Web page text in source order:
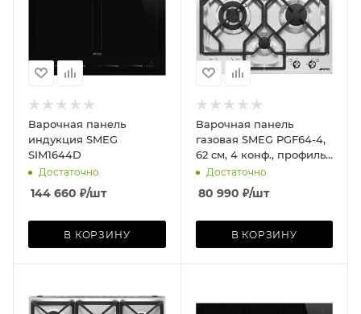
Варочная панель
индукция SMEG
SIM1644D
Достаточно
144 660 ₽/шт
В КОРЗИНУ
Варочная панель
газовая SMEG PGF64-4,
62 см, 4 конф., профиль
ультранизкий, нерж.
сталь/сталь
Достаточно
80 990 ₽/шт
В КОРЗИНУ